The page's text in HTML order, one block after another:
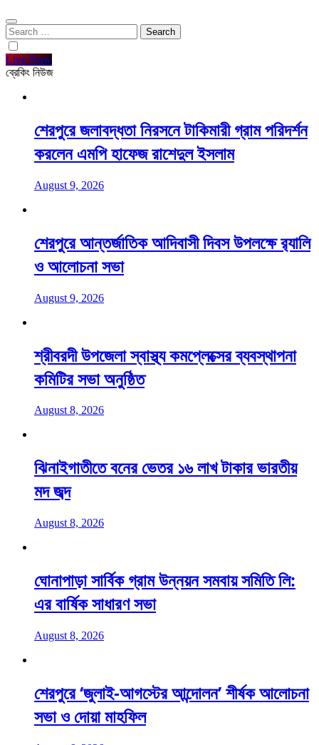
Search
for:
Live Now
ব্রেকিং নিউজ
শেরপুরে জলাবদ্ধতা নিরসনে টাকিমারী গ্রাম পরিদর্শন
করলেন এমপি হাফেজ রাশেদুল ইসলাম
August 9, 2026
শেরপুরে আন্তর্জাতিক আদিবাসী দিবস উপলক্ষে র‌্যালি
ও আলোচনা সভা
August 9, 2026
শ্রীবরদী উপজেলা স্বাস্থ্য কমপ্লেক্সের ব্যবস্থাপনা
কমিটির সভা অনুষ্ঠিত
August 8, 2026
ঝিনাইগাতীতে বনের ভেতর ১৬ লাখ টাকার ভারতীয়
মদ জব্দ
August 8, 2026
ঘোনাপাড়া সার্বিক গ্রাম উন্নয়ন সমবায় সমিতি লি:
এর বার্ষিক সাধারণ সভা
August 8, 2026
শেরপুরে ‘জুলাই-আগস্টের আন্দোলন’ শীর্ষক আলোচনা
সভা ও দোয়া মাহফিল